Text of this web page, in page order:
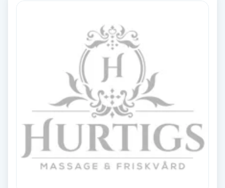
Tandläkare
Tatueringsborttagning
Thaimassage